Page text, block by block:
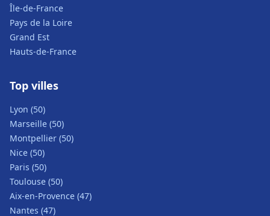
Île-de-France
Pays de la Loire
Grand Est
Hauts-de-France
Top villes
Lyon (50)
Marseille (50)
Montpellier (50)
Nice (50)
Paris (50)
Toulouse (50)
Aix-en-Provence (47)
Nantes (47)